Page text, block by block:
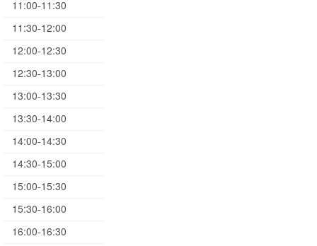
11:00-11:30
11:30-12:00
12:00-12:30
12:30-13:00
13:00-13:30
13:30-14:00
14:00-14:30
14:30-15:00
15:00-15:30
15:30-16:00
16:00-16:30